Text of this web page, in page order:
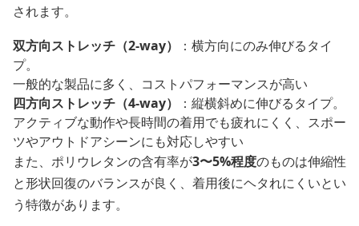
されます。
双方向ストレッチ（2-way）
：横方向にのみ伸びるタイ
プ。
一般的な製品に多く、コストパフォーマンスが高い
四方向ストレッチ（4-way）
：縦横斜めに伸びるタイプ。
アクティブな動作や長時間の着用でも疲れにくく、スポー
ツやアウトドアシーンにも対応しやすい
また、ポリウレタンの含有率が3〜5%程度のものは伸縮性
と形状回復のバランスが良く、着用後にヘタれにくいとい
う特徴があります。